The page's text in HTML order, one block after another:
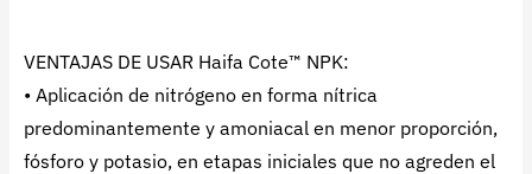
VENTAJAS DE USAR Haifa Cote™ NPK:
• Aplicación de nitrógeno en forma nítrica
predominantemente y amoniacal en menor proporción,
fósforo y potasio, en etapas iniciales que no agreden el